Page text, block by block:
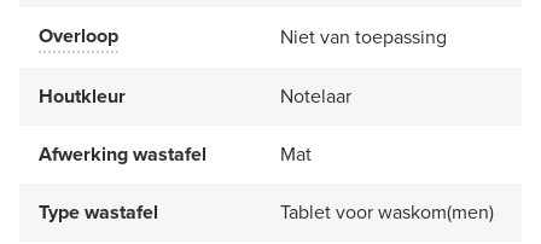
Overloop Niet van toepassing
Houtkleur Notelaar
Afwerking wastafel Mat
Type wastafel Tablet voor waskom(men)